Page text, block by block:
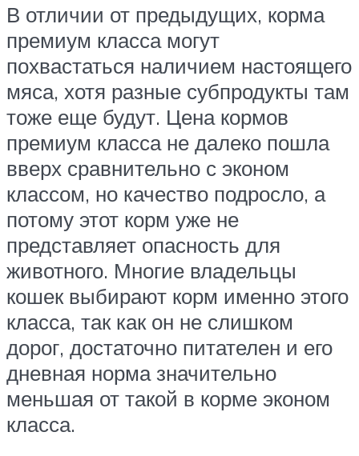
В отличии от предыдущих, корма
премиум класса могут
похвастаться наличием настоящего
мяса, хотя разные субпродукты там
тоже еще будут. Цена кормов
премиум класса не далеко пошла
вверх сравнительно с эконом
классом, но качество подросло, а
потому этот корм уже не
представляет опасность для
животного. Многие владельцы
кошек выбирают корм именно этого
класса, так как он не слишком
дорог, достаточно питателен и его
дневная норма значительно
меньшая от такой в корме эконом
класса.